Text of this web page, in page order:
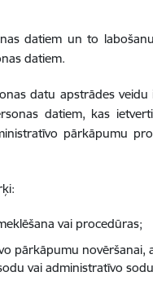
datiem un to
datiem.
datu apstrādes
datiem, kas
pārkāpumu
vai procedūras;
pārkāpumu novēršanai,
vai administratīvo